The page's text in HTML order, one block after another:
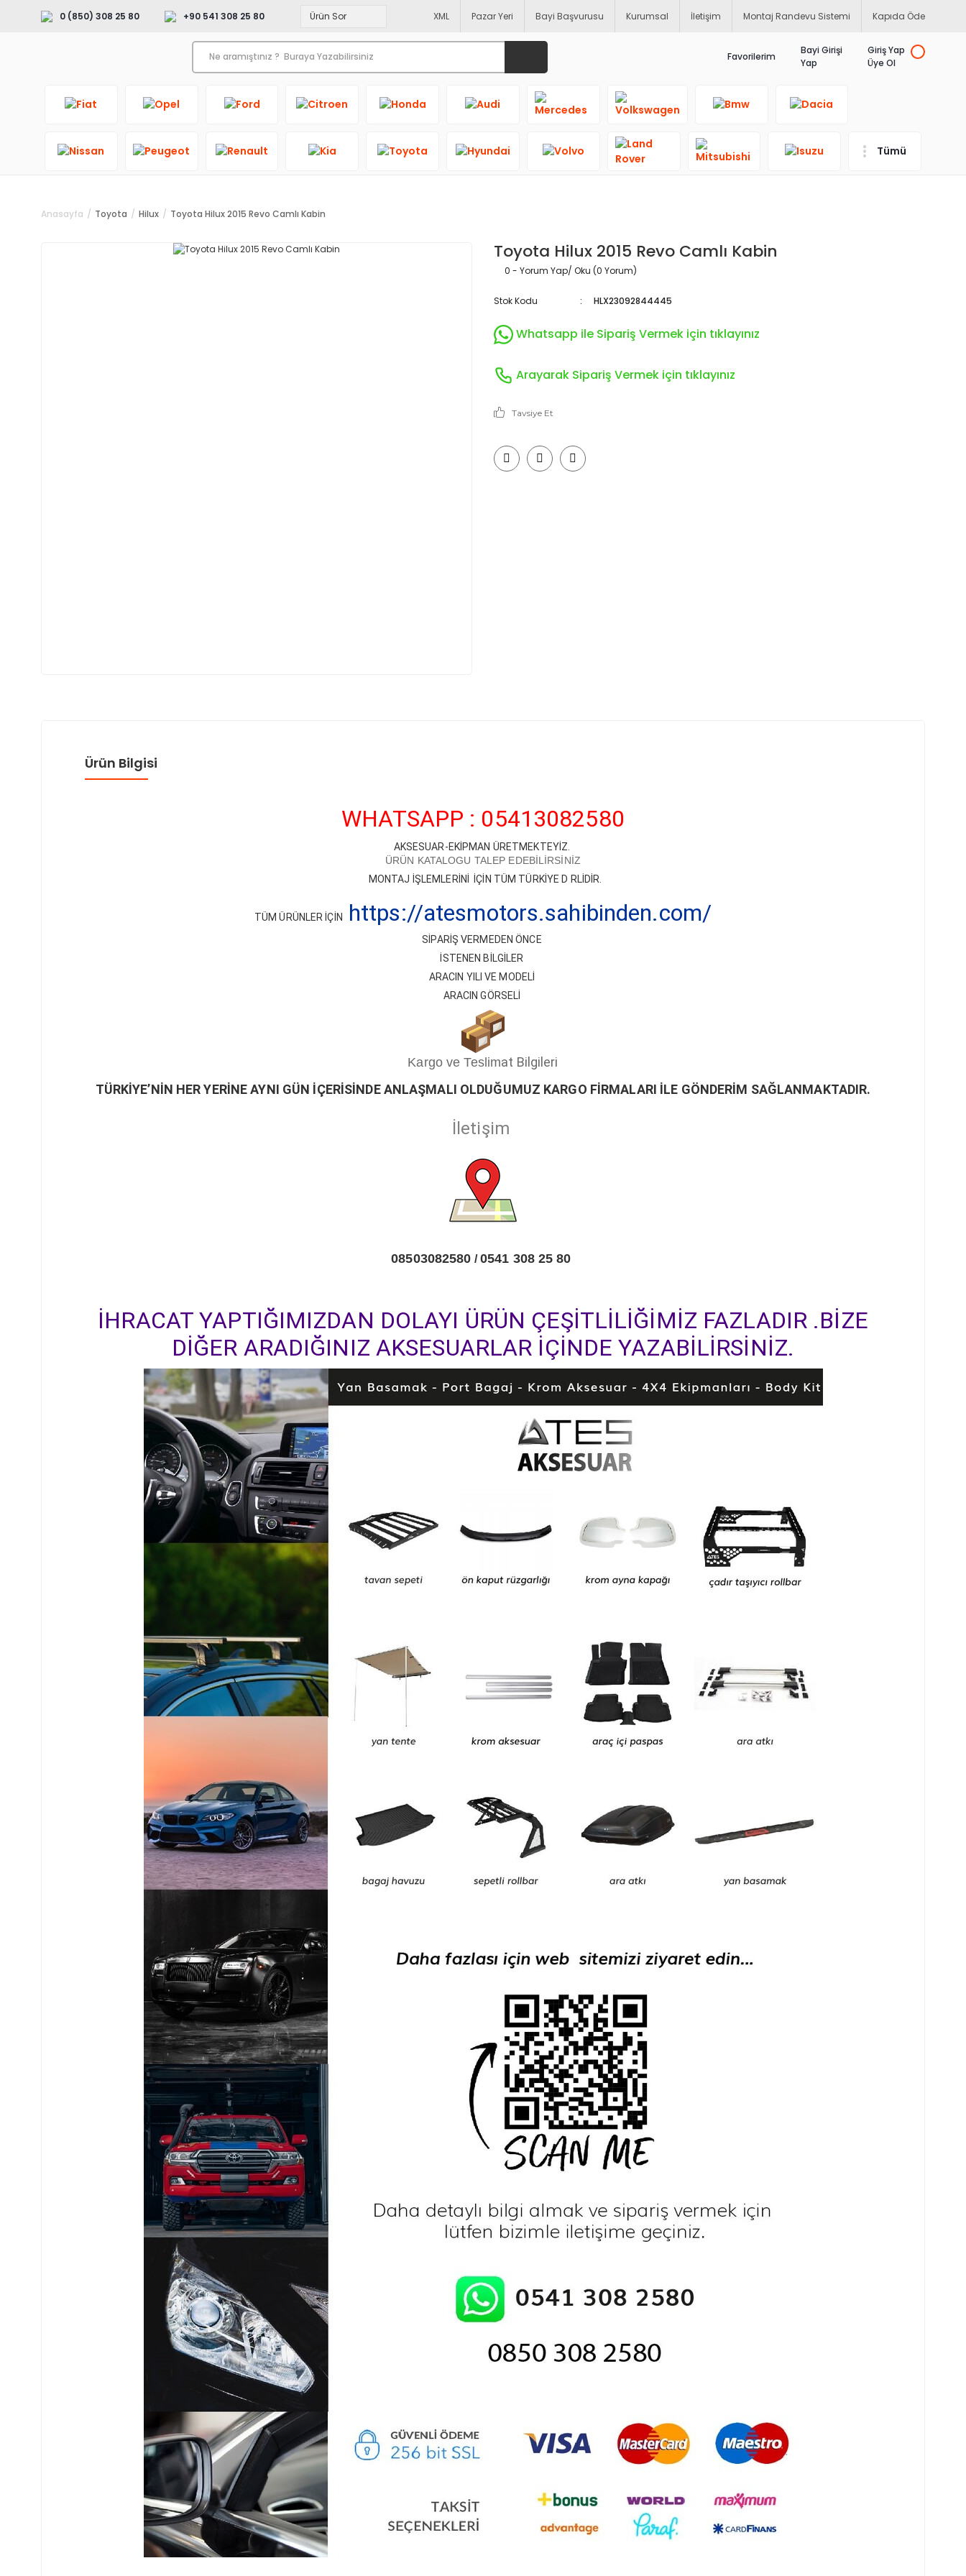
0 (850) 308 25 80 +90 541 308 25 80 XML Pazar Yeri Bayi Başvurusu Kurumsal İletişim Montaj Randevu Sistemi Kapıda Öde
Favorilerim
Bayi Girişi
Yap
Giriş Yap
Üye Ol
Tümü
Anasayfa Toyota Hilux Toyota Hilux 2015 Revo Camlı Kabin
Toyota Hilux 2015 Revo Camlı Kabin
0 - Yorum Yap/ Oku (0 Yorum)
Stok Kodu HLX23092844445
Whatsapp ile Sipariş Vermek için tıklayınız
Arayarak Sipariş Vermek için tıklayınız
Tavsiye Et
Ürün Bilgisi
WHATSAPP : 05413082580
AKSESUAR-EKİPMAN ÜRETMEKTEYİZ.
ÜRÜN KATALOGU TALEP EDEBİLİRSİNİZ
MONTAJ İŞLEMLERİNİ İÇİN TÜM TÜRKİYE D RLİDİR.
TÜM ÜRÜNLER İÇİN https://atesmotors.sahibinden.com/
SİPARİŞ VERMEDEN ÖNCE
İSTENEN BİLGİLER
ARACIN YILI VE MODELİ
ARACIN GÖRSELİ
Kargo ve Teslimat Bilgileri
TÜRKİYE’NİN HER YERİNE AYNI GÜN İÇERİSİNDE ANLAŞMALI OLDUĞUMUZ KARGO FİRMALARI İLE GÖNDERİM SAĞLANMAKTADIR.
İletişim
08503082580 / 0541 308 25 80
İHRACAT YAPTIĞIMIZDAN DOLAYI ÜRÜN ÇEŞİTLİLİĞİMİZ FAZLADIR .BİZE
DİĞER ARADIĞINIZ AKSESUARLAR İÇİNDE YAZABİLİRSİNİZ.